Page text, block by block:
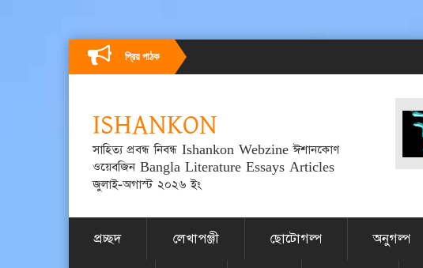
প্রিয় পাঠক
ISHANKON
সাহিত্য প্রবন্ধ নিবন্ধ Ishankon Webzine ঈশানকোণ
ওয়েবজিন Bangla Literature Essays Articles
জুলাই-অগাস্ট ২০২৬ ইং
প্রচ্ছদ লেখাপঞ্জী ছোটোগল্প অনুগল্প